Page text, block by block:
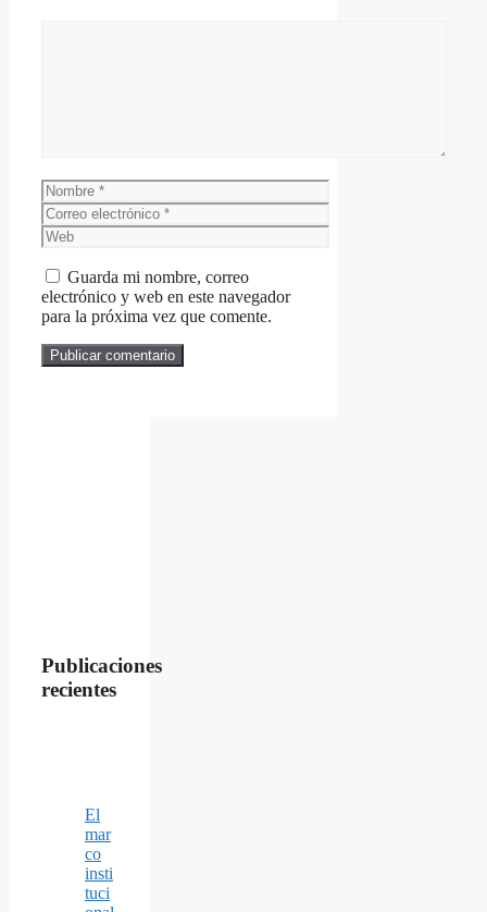
Nombre
Correo
electrónico
Web
Guarda mi nombre, correo
electrónico y web en este navegador
para la próxima vez que comente.
Publicaciones
recientes
El
mar
co
insti
tuci